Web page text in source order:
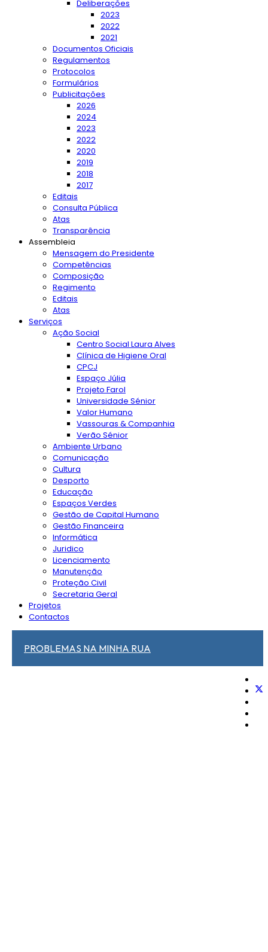
Deliberações
2023
2022
2021
Documentos Oficiais
Regulamentos
Protocolos
Formulários
Publicitações
2026
2024
2023
2022
2020
2019
2018
2017
Editais
Consulta Pública
Atas
Transparência
Assembleia
Mensagem do Presidente
Competências
Composição
Regimento
Editais
Atas
Serviços
Ação Social
Centro Social Laura Alves
Clínica de Higiene Oral
CPCJ
Espaço Júlia
Projeto Farol
Universidade Sénior
Valor Humano
Vassouras & Companhia
Verão Sénior
Ambiente Urbano
Comunicação
Cultura
Desporto
Educação
Espaços Verdes
Gestão de Capital Humano
Gestão Financeira
Informática
Juridico
Licenciamento
Manutenção
Proteção Civil
Secretaria Geral
Projetos
Contactos
PROBLEMAS NA MINHA RUA